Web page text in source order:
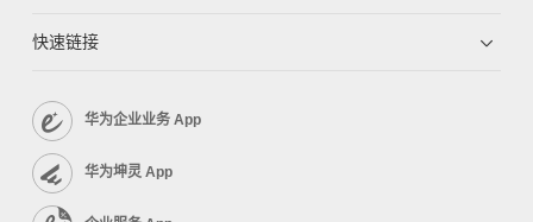
快速链接
华为企业业务 App
华为坤灵 App